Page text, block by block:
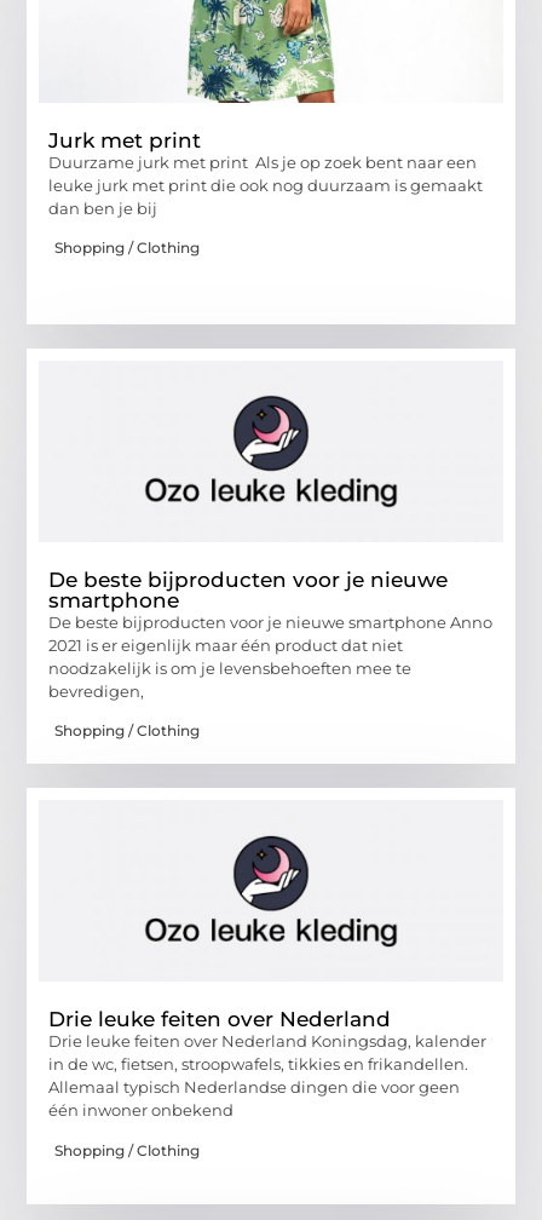
Jurk met print
Duurzame jurk met print Als je op zoek bent naar een
leuke jurk met print die ook nog duurzaam is gemaakt
dan ben je bij
Shopping / Clothing
De beste bijproducten voor je nieuwe
smartphone
De beste bijproducten voor je nieuwe smartphone Anno
2021 is er eigenlijk maar één product dat niet
noodzakelijk is om je levensbehoeften mee te
bevredigen,
Shopping / Clothing
Drie leuke feiten over Nederland
Drie leuke feiten over Nederland Koningsdag, kalender
in de wc, fietsen, stroopwafels, tikkies en frikandellen.
Allemaal typisch Nederlandse dingen die voor geen
één inwoner onbekend
Shopping / Clothing